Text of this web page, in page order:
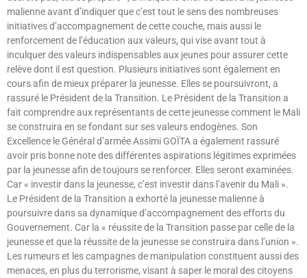
malienne avant d’indiquer que c’est tout le sens des nombreuses
initiatives d’accompagnement de cette couche, mais aussi le
renforcement de l’éducation aux valeurs, qui vise avant tout à
inculquer des valeurs indispensables aux jeunes pour assurer cette
relève dont il est question. Plusieurs initiatives sont également en
cours afin de mieux préparer la jeunesse. Elles se poursuivront, a
rassuré le Président de la Transition. Le Président de la Transition a
fait comprendre aux représentants de cette jeunesse comment le Mali
se construira en se fondant sur ses valeurs endogènes. Son
Excellence le Général d’armée Assimi GOÏTA a également rassuré
avoir pris bonne note des différentes aspirations légitimes exprimées
par la jeunesse afin de toujours se renforcer. Elles seront examinées.
Car « investir dans la jeunesse, c’est investir dans l’avenir du Mali ».
Le Président de la Transition a exhorté la jeunesse malienne à
poursuivre dans sa dynamique d’accompagnement des efforts du
Gouvernement. Car la « réussite de la Transition passe par celle de la
jeunesse et que la réussite de la jeunesse se construira dans l’union ».
Les rumeurs et les campagnes de manipulation constituent aussi des
menaces, en plus du terrorisme, visant à saper le moral des citoyens